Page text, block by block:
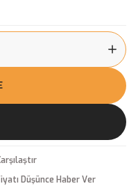
Düşünce Haber Ver